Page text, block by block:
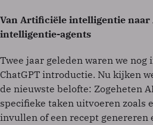
Van Artificiële intelligentie
intelligentie-agents
Twee jaar geleden waren we nog
ChatGPT introductie. Nu kijken
de nieuwste belofte: Zogeheten
specifieke taken uitvoeren zoals
invullen of een recept